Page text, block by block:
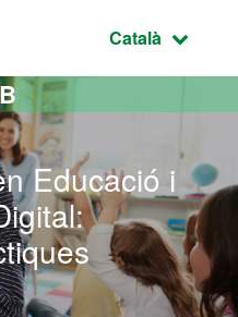
Idioma
Català
Educació i